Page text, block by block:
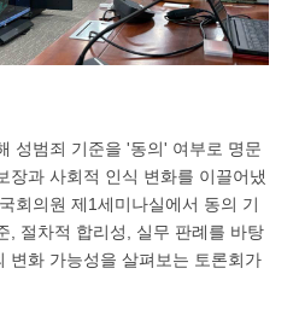
성범죄 기준을 '동의' 여부로 명문
장과 사회적 인식 변화를 이끌어냈
회의원 제1세미나실에서 동의 기
, 절차적 합리성, 실무 판례를 바탕
변화 가능성을 살펴보는 토론회가